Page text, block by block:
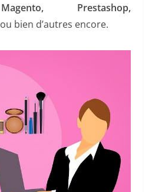
Magento, Prestashop,
ou bien d’autres encore.